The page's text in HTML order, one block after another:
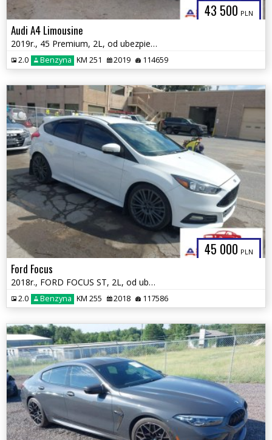
43 500 PLN
Audi A4 Limousine
2019r., 45 Premium, 2L, od ubezpieczalni
2.0 Benzyna KM 251 2019 114659
45 000 PLN
Ford Focus
2018r., FORD FOCUS ST, 2L, od ubezpieczalni
2.0 Benzyna KM 255 2018 117586